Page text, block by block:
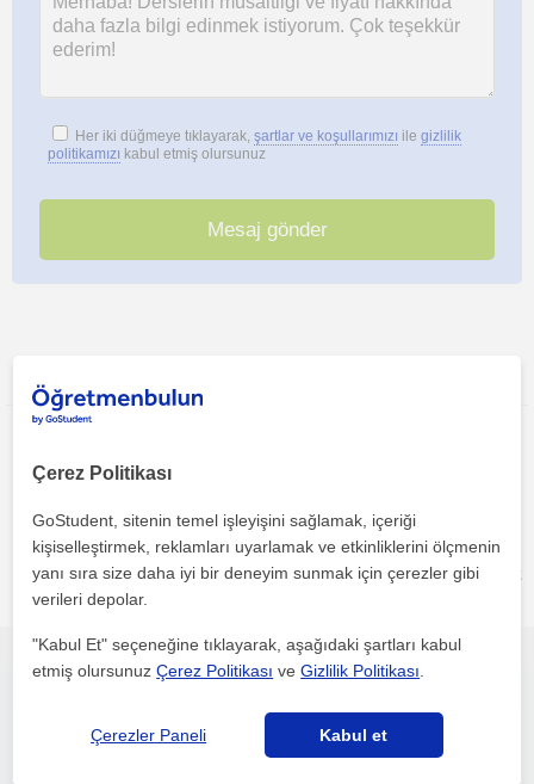
Her iki düğmeye tıklayarak, şartlar ve koşullarımızı ile gizlilik
politikamızı kabul etmiş olursunuz
Üsküdar, Atasehir, Besiktas, Kadiköy (Istanbul), Kandilli
(Istanbul), Umraniye (Istanbul) bölgesinde ilginizi çekebilecek
Takviye
Çerez Politikası
GoStudent, sitenin temel işleyişini sağlamak, içeriği
kişiselleştirmek, reklamları uyarlamak ve etkinliklerini ölçmenin
yanı sıra size daha iyi bir deneyim sunmak için çerezler gibi
verileri depolar.
"Kabul Et" seçeneğine tıklayarak, aşağıdaki şartları kabul
etmiş olursunuzÇerez Politikası veGizlilik Politikası
Çerezler Paneli Kabul et